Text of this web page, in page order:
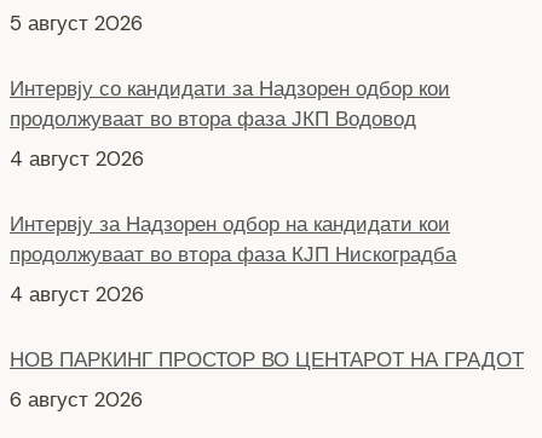
Интервју со кандидати за Надзорен одбор кои
продолжуваат во втора фаза ЈКП Водовод
4 август 2026
Интервју за Надзорен одбор на кандидати кои
продолжуваат во втора фаза КЈП Нискоградба
4 август 2026
НОВ ПАРКИНГ ПРОСТОР ВО ЦЕНТАРОТ НА ГРАДОТ
СЕ АСФАЛТИРА УЛИЦАТА „КОЗАРА“